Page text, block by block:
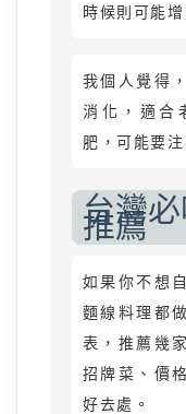
時候則可能增
我個人覺得
消化，適合
肥，可能要
台灣
推薦
如果你不想
麵線料理都
表，推薦幾
招牌菜、價
好去處。